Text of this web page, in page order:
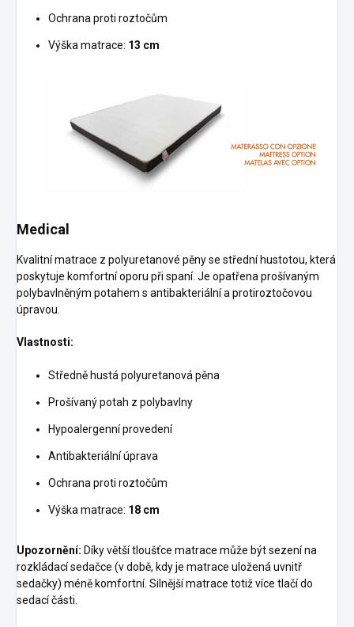
Ochrana proti roztočům
Výška matrace: 13 cm
Medical
Kvalitní matrace z polyuretanové pěny se střední hustotou, která
poskytuje komfortní oporu při spaní. Je opatřena prošívaným
polybavlněným potahem s antibakteriální a protiroztočovou
úpravou.
Vlastnosti:
Středně hustá polyuretanová pěna
Prošívaný potah z polybavlny
Hypoalergenní provedení
Antibakteriální úprava
Ochrana proti roztočům
Výška matrace: 18 cm
Upozornění: Díky větší tloušťce matrace může být sezení na
rozkládací sedačce (v době, kdy je matrace uložená uvnitř
sedačky) méně komfortní. Silnější matrace totiž více tlačí do
sedací části.